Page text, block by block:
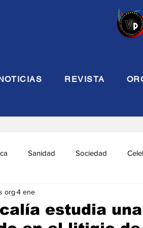
REVISTA
Sanidad Sociedad
Turismo
estudia
org 4 ene